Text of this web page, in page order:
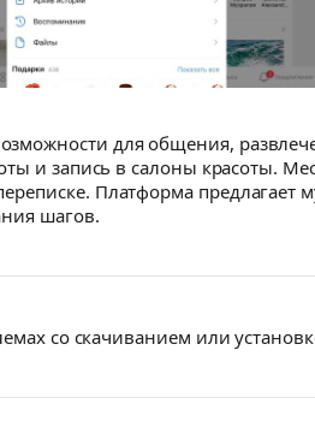
для общения,
и запись в салоны красоты.
Платформа предлагает
шагов.
со скачиванием или